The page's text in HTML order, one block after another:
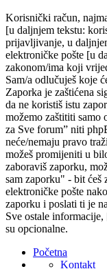
Korisnički račun,
[u daljnjem tekstu:
prijavljivanje, u
elektroničke pošte [u
zakonom/ima koji
Sam/a odlučuješ koje
Zaporka je zaštićena
da ne koristiš istu
možemo zaštititi
za Sve forum” niti
neće/nemaju pravo
možeš promijeniti u
zaboraviš zaporku,
sam zaporku" - bit ćeš
elektroničke pošte
zaporku i poslati ti je
Sve ostale
su opcionalne.
Početna
Kontakt